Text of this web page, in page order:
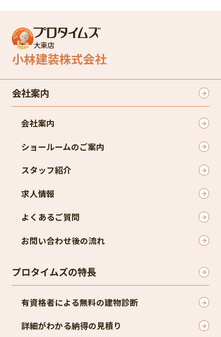
大東店
小林建装株式会社
会社案内
会社案内
ショールームのご案内
スタッフ紹介
求人情報
よくあるご質問
お問い合わせ後の流れ
プロタイムズの特長
有資格者による無料の建物診断
詳細がわかる納得の見積り